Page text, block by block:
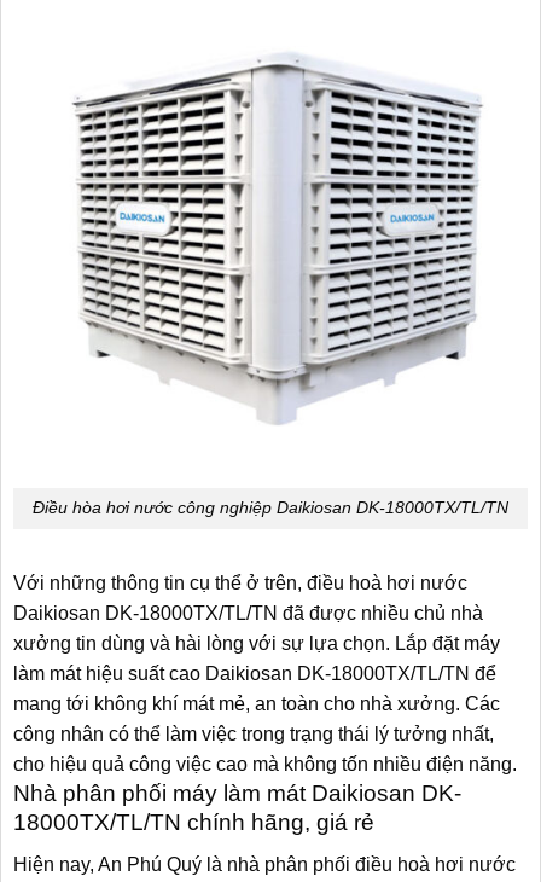
Điều hòa hơi nước công nghiệp Daikiosan DK-18000TX/TL/TN
Với những thông tin cụ thể ở trên, điều hoà hơi nước
Daikiosan DK-18000TX/TL/TN đã được nhiều chủ nhà
xưởng tin dùng và hài lòng với sự lựa chọn. Lắp đặt máy
làm mát hiệu suất cao Daikiosan DK-18000TX/TL/TN để
mang tới không khí mát mẻ, an toàn cho nhà xưởng. Các
công nhân có thể làm việc trong trạng thái lý tưởng nhất,
cho hiệu quả công việc cao mà không tốn nhiều điện năng.
Nhà phân phối máy làm mát Daikiosan DK-
18000TX/TL/TN chính hãng, giá rẻ
Hiện nay, An Phú Quý là nhà phân phối điều hoà hơi nước